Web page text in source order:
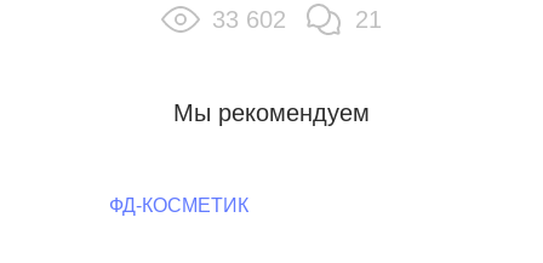
33 602 21
Мы рекомендуем
ФД-КОСМЕТИК